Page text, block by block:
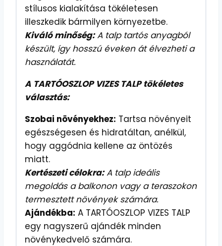
stílusos kialakítása tökéletesen
illeszkedik bármilyen környezetbe.
Kiváló minőség:A talp tartós anyagból
készült, így hosszú éveken át élvezheti a
használatát.
A TARTÓOSZLOP VIZES TALP tökéletes
választás:
Szobai növényekhez: Tartsa növényeit
egészségesen és hidratáltan, anélkül,
hogy aggódnia kellene az öntözés
miatt.
Kertészeti célokra:A talp ideális
megoldás a balkonon vagy a teraszokon
termesztett növények számára.
Ajándékba: A TARTÓOSZLOP VIZES TALP
egy nagyszerű ajándék minden
növénykedvelő számára.